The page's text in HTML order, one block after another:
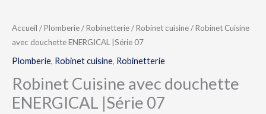
Accueil /Plomberie/Robinetterie/Robinet cuisine/ Robinet Cuisine
avec douchette ENERGICAL |Série 07
Plomberie, Robinet cuisine, Robinetterie
Robinet Cuisine avec douchette
ENERGICAL |Série 07